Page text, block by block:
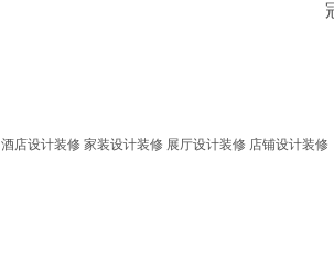
酒店设计装修 家装设计装修 展厅设计装修 店铺设计装修